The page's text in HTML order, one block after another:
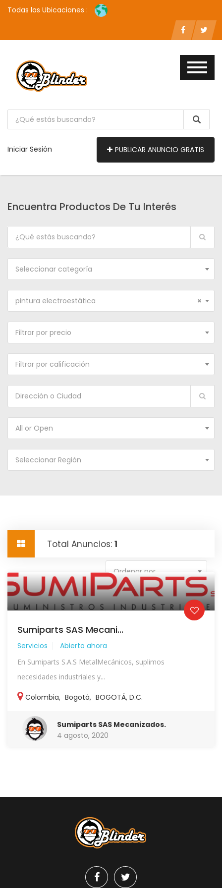
Todas las Ubicaciones :
Iniciar Sesión PUBLICAR ANUNCIO GRATIS
Encuentra Productos De Tu Interés
Seleccionar categoría
×
pintura electroestática
Filtrar por precio
Filtrar por calificación
All or Open
Seleccionar Región
Total Anuncios: 1
Ordenar por
Sumiparts SAS Mecani...
Servicios Abierto ahora
En Sumiparts S.A.S MetalMecánicos, suplimos
necesidades industriales y...
Colombia, Bogotá, BOGOTÁ, D.C.
Sumiparts SAS Mecanizados.
4 agosto, 2020